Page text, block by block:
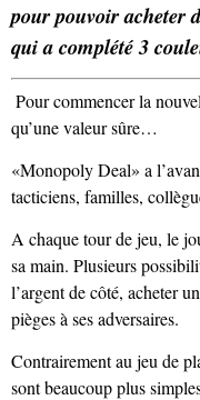
pour pouvoir acheter
qui a complété 3
Pour commencer la
qu’une valeur sûre…
«Monopoly Deal» a
tacticiens, familles,
A chaque tour de jeu, le
sa main. Plusieurs
l’argent de côté, acheter
pièges à ses adversaires.
Contrairement au jeu de
sont beaucoup plus